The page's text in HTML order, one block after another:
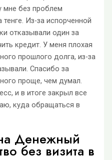
мне без проблем
Из-за испорченной
отказывали один за
кредит. У меня плохая
прошлого долга, из-за
Спасибо за
проще, чем думал.
и в итоге закрыл все
куда обращаться в
Денежный
без визита в